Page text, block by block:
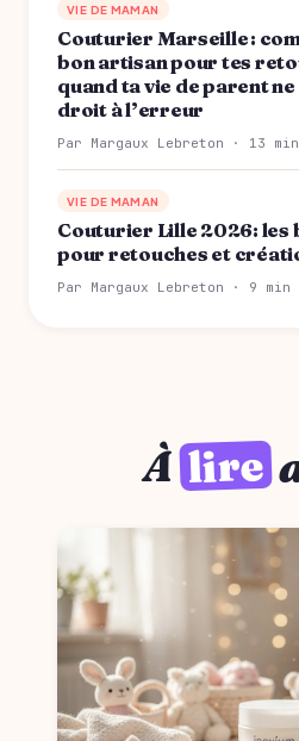
VIE DE MAMAN
Couturier Marseille :
bon artisan pour tes
quand ta vie de parent
droit à l’erreur
Par Margaux Lebreton · 13 min
VIE DE MAMAN
Couturier Lille 2026: les
pour retouches et
Par Margaux Lebreton · 9 min
Àlire